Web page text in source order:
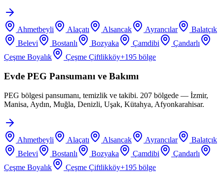
Ahmetbeyli Alaçatı Alsancak Ayrancılar
Balatçık
Belevi
Bostanlı Bozyaka Çamdibi
Çandarlı
Çeşme Boyalık
Çeşme Çiftlikköy+195 bölge
Evde PEG Pansumanı ve Bakımı
PEG bölgesi pansumanı, temizlik ve takibi. 207 bölgede — İzmir,
Manisa, Aydın, Muğla, Denizli, Uşak, Kütahya, Afyonkarahisar.
Ahmetbeyli Alaçatı Alsancak Ayrancılar
Balatçık
Belevi
Bostanlı Bozyaka Çamdibi
Çandarlı
Çeşme Boyalık
Çeşme Çiftlikköy+195 bölge